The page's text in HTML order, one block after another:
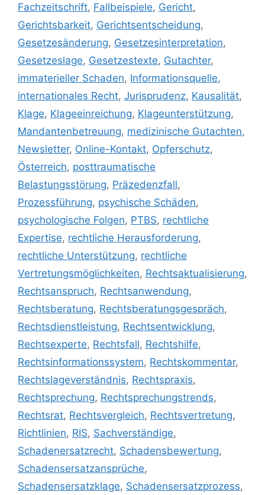
Fachzeitschrift, Fallbeispiele, Gericht,
Gerichtsbarkeit, Gerichtsentscheidung,
Gesetzesänderung, Gesetzesinterpretation,
Gesetzeslage, Gesetzestexte, Gutachter,
immaterieller Schaden, Informationsquelle,
internationales Recht, Jurisprudenz, Kausalität,
Klage, Klageeinreichung, Klageunterstützung,
Mandantenbetreuung, medizinische Gutachten,
Newsletter, Online-Kontakt, Opferschutz,
Österreich, posttraumatische
Belastungsstörung, Präzedenzfall,
Prozessführung, psychische Schäden,
psychologische Folgen, PTBS, rechtliche
Expertise, rechtliche Herausforderung,
rechtliche Unterstützung, rechtliche
Vertretungsmöglichkeiten, Rechtsaktualisierung,
Rechtsanspruch, Rechtsanwendung,
Rechtsberatung, Rechtsberatungsgespräch,
Rechtsdienstleistung, Rechtsentwicklung,
Rechtsexperte, Rechtsfall, Rechtshilfe,
Rechtsinformationssystem, Rechtskommentar,
Rechtslageverständnis, Rechtspraxis,
Rechtsprechung, Rechtsprechungstrends,
Rechtsrat, Rechtsvergleich, Rechtsvertretung,
Richtlinien, RIS, Sachverständige,
Schadenersatzrecht, Schadensbewertung,
Schadensersatzansprüche,
Schadensersatzklage, Schadensersatzprozess,